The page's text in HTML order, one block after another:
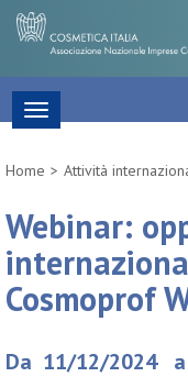
Toggle
navigation
Home
Attività
Webinar:
Cosmoprof
Da 11/12/2024